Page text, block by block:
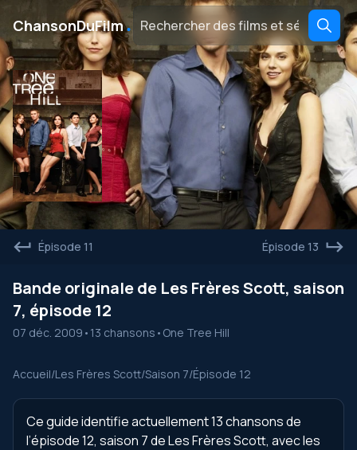
ChansonDuFilm․
Épisode 11 Épisode 13
Bande originale de Les Frères Scott, saison
7, épisode 12
07 déc. 2009 • 13 chansons • One Tree Hill
Accueil/Les Frères Scott/Saison 7/Épisode 12
Ce guide identifie actuellement 13 chansons de
l’épisode 12, saison 7 de Les Frères Scott, avec les